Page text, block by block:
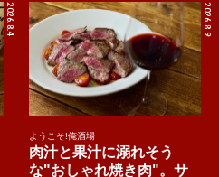
2026.8.4 2026.8.9
ようこそ!俺酒場
肉汁と果汁に溺れそう
な"おしゃれ焼き肉"。サ